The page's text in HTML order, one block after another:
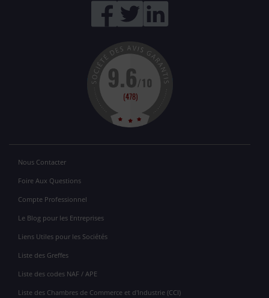
Nous Contacter
Foire Aux Questions
Compte Professionnel
Le Blog pour les Entreprises
Liens Utiles pour les Sociétés
Liste des Greffes
Liste des codes NAF / APE
Liste des Chambres de Commerce et d'Industrie (CCI)